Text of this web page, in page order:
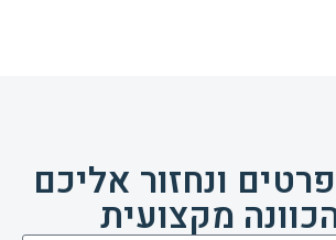
ונחזור אליכם
מקצועית